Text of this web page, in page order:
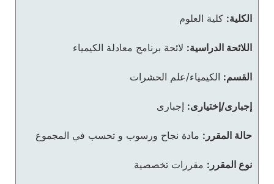
الكلية: كلية العلوم
اللائحة الدراسية: لائحة برنامج معادلة الكيمياء
القسم: الكيمياء/علم الحشرات
إجبارى/إختيارى: إجبارى
حالة المقرر: مادة نجاح ورسوب و تحسب في المجموع
نوع المقرر: مقررات تخصصية